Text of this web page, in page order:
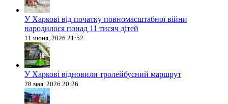
У Харкові від початку повномасштабної війни
народилося понад 11 тисяч дітей
11 июня, 2026 21:52
У Харкові відновили тролейбусний маршрут
28 мая, 2026 20:26